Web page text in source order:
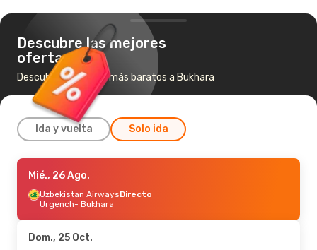
Descubre las mejores
ofertas
Descubre los vuelos más baratos a Bukhara
Ida y vuelta Solo ida
Mié., 26 Ago.
Uzbekistan AirwaysDirecto
Urgench- Bukhara
Bukhara- Urgench
Mié., 26 Ago.
Uzbekistan AirwaysDirecto
Urgench- Bukhara
Dom., 25 Oct.